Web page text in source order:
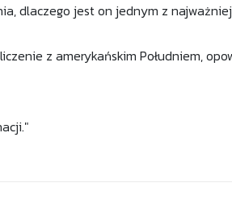
dlaczego jest on jednym z
z amerykańskim Południem,